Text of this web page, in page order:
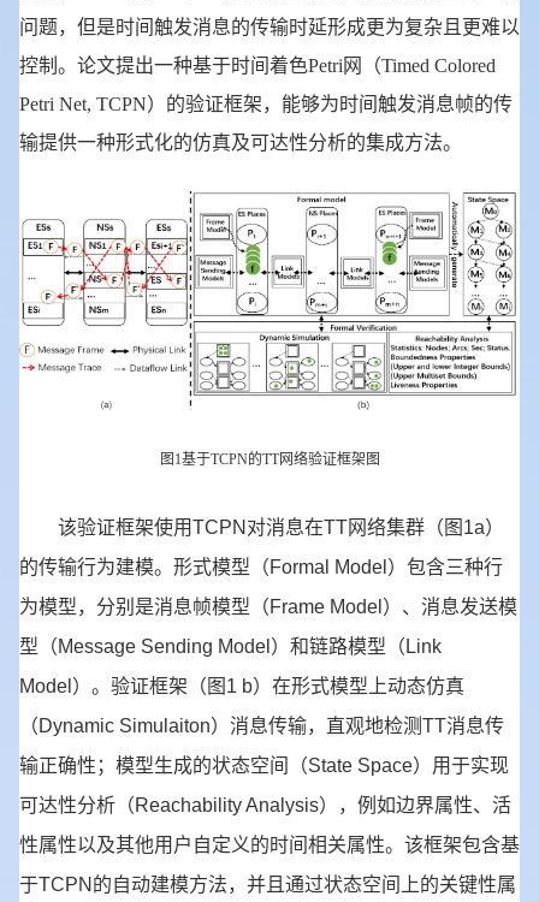
问题，但是时间触发消息的传输时延形成更为复杂且更难以
控制。论文提出一种基于时间着色Petri网（Timed Colored
Petri Net, TCPN）的验证框架，能够为时间触发消息帧的传
输提供一种形式化的仿真及可达性分析的集成方法。
图1基于TCPN的TT网络验证框架图
该验证框架使用TCPN对消息在TT网络集群（图1a）
的传输行为建模。形式模型（Formal Model）包含三种行
为模型，分别是消息帧模型（Frame Model）、消息发送模
型（Message Sending Model）和链路模型（Link
Model）。验证框架（图1 b）在形式模型上动态仿真
（Dynamic Simulaiton）消息传输，直观地检测TT消息传
输正确性；模型生成的状态空间（State Space）用于实现
可达性分析（Reachability Analysis），例如边界属性、活
性属性以及其他用户自定义的时间相关属性。该框架包含基
于TCPN的自动建模方法，并且通过状态空间上的关键性属